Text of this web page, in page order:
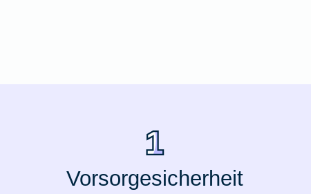
Zur Produktübersicht
Vorsorgesicherheit